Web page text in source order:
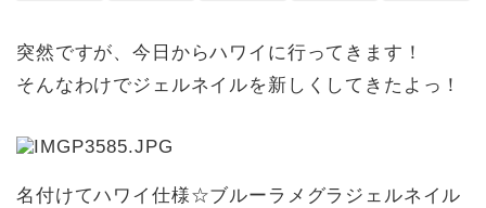
突然ですが、今日からハワイに行ってきます！
そんなわけでジェルネイルを新しくしてきたよっ！
名付けてハワイ仕様☆ブルーラメグラジェルネイル